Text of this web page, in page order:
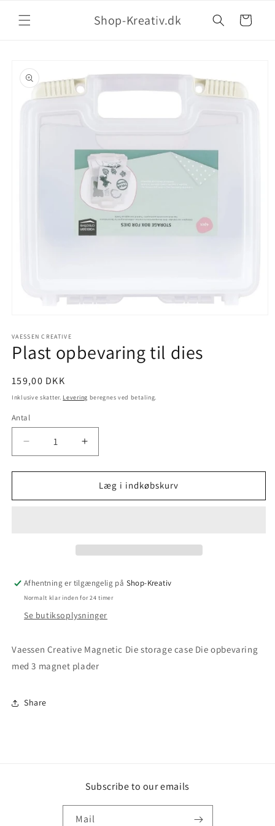
Shop-Kreativ.dk Indkøbskurv
VAESSEN CREATIVE
Plast opbevaring til dies
159,00 DKK
Inklusive skatter. Levering beregnes ved betaling.
Antal
Læg i indkøbskurv
Afhentning er tilgængelig på Shop-Kreativ
Normalt klar inden for 24 timer
Se butiksoplysninger
Vaessen Creative Magnetic Die storage case Die opbevaring
med 3 magnet plader
Share
Subscribe to our emails
Mail